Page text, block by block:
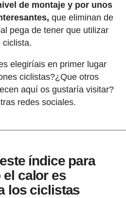
de montaje y por unos
que eliminan de
pega de tener que utilizar
ciclista.
elegiríais en primer lugar
ciclistas?¿Que otros
aquí os gustaría visitar?
redes sociales.
índice para
el calor es
los ciclistas